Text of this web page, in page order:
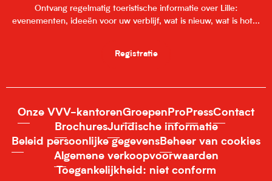
Ontvang regelmatig toeristische informatie over Lille:
evenementen, ideeën voor uw verblijf, wat is nieuw, wat is hot...
Registratie
Onze VVV-kantorenGroepen Pro PressContact
BrochuresJuridische informatie
Beleid persoonlijke gegevensBeheer van cookies
Algemene verkoopvoorwaarden
Toegankelijkheid: niet conform